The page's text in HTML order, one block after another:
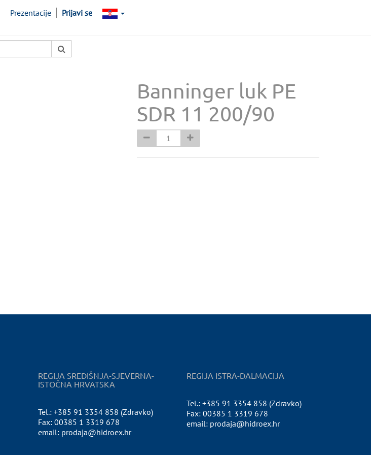
Prezentacije Prijavi se
Banninger luk PE
SDR 11 200/90
REGIJA SREDIŠNJA-SJEVERNA-
ISTOČNA HRVATSKA
Tel.: +385 91 3354 858 (Zdravko)
Fax: 00385 1 3319 678
email: prodaja@hidroex.hr
REGIJA ISTRA-DALMACIJA
Tel.: +385 91 3354 858 (Zdravko)
Fax: 00385 1 3319 678
email: prodaja@hidroex.hr